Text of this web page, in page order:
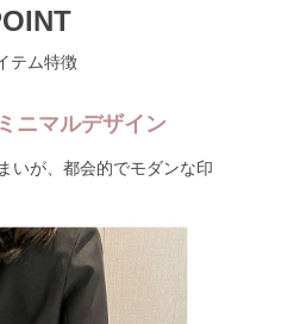
テム特徴
ニマルデザイン
いが、都会的でモダンな印